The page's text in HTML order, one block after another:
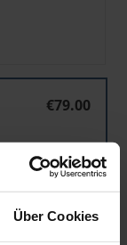
Über Cookies
€79.00
address, VAT